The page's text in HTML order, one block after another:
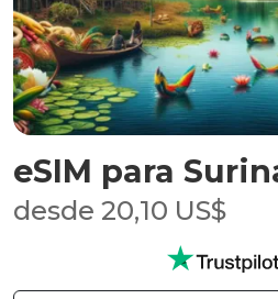
eSIM para
desde 20,10 US$